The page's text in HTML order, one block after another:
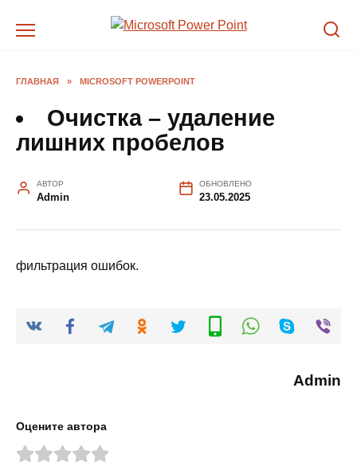
ГЛАВНАЯ » MICROSOFT POWERPOINT
Очистка – удаление
лишних пробелов
АВТОР
Admin
ОБНОВЛЕНО
23.05.2025
фильтрация ошибок.
Admin
Оцените автора